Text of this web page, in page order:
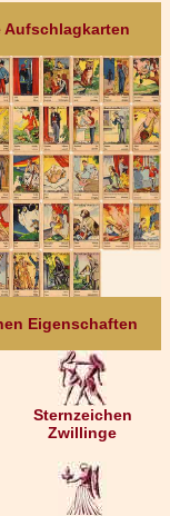
Aufschlagkarten
Eigenschaften
Sternzeichen
Zwillinge